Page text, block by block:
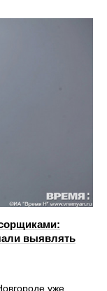
выявлять
уже